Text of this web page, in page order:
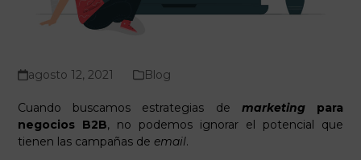
agosto 12, 2021 Blog
Cuando buscamos estrategias de marketingpara
negocios B2B, no podemos ignorar el potencial que
tienen las campañas deemail.